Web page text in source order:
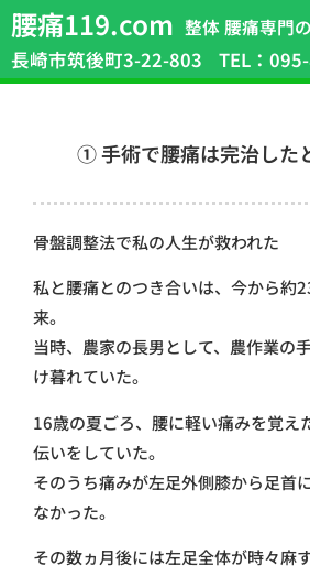
腰痛119.com 整体 腰痛専門
長崎市筑後町3-22-803 TEL：
① 手術で腰痛は完治した
骨盤調整法で私の人生が救われた
私と腰痛とのつき合いは、今から約
来。
当時、農家の長男として、農作業の
け暮れていた。
16歳の夏ごろ、腰に軽い痛みを覚え
伝いをしていた。
そのうち痛みが左足外側膝から足首
なかった。
その数ヵ月後には左足全体が時々麻